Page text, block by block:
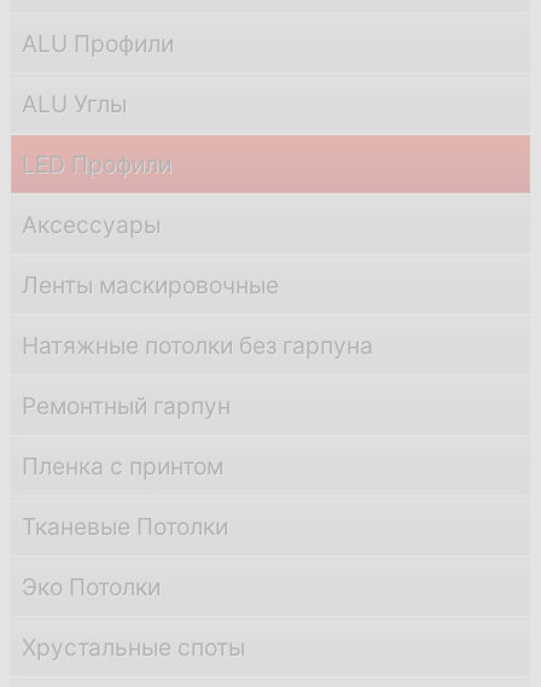
ALU Профили
ALU Углы
LED Профили
Аксессуары
Ленты маскировочные
Натяжные потолки без гарпуна
Ремонтный гарпун
Пленка с принтом
Тканевые Потолки
Эко Потолки
Хрустальные споты